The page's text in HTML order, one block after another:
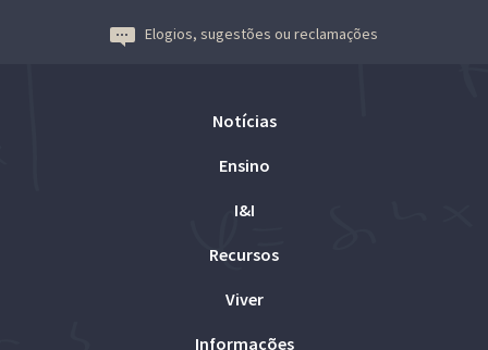
Elogios, sugestões ou reclamações
Notícias
Ensino
I&I
Recursos
Viver
Informações